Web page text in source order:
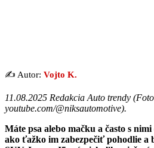
✍️ Autor: Vojto K.
11.08.2025 Redakcia Auto trendy (
youtube.com/@niksautomotive).
Máte psa alebo mačku a často s
ako ťažko im zabezpečiť pohodlie a